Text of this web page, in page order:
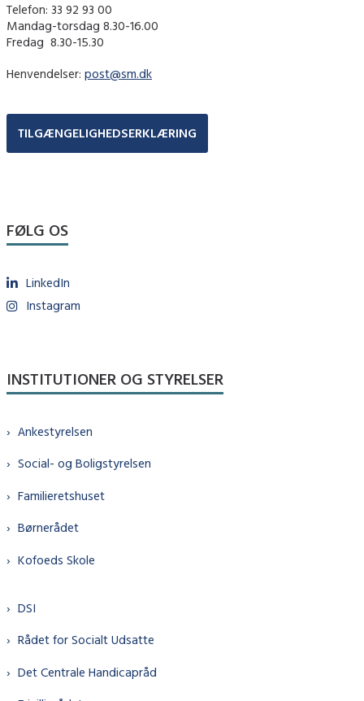
Telefon: 33 92 93 00
Mandag-torsdag 8.30-16.00
Fredag ​ 8.30-15.30
Henvendelser: post@sm.dk
TILGÆNGELIGHEDSERKLÆRING
FØLG OS
LinkedIn
Instagram
INSTITUTIONER OG STYRELSER
Ankestyrelsen
Social- og Boligstyrelsen
Familieretshuset
Børnerådet
Kofoeds Skole
DSI
Rådet for Socialt Udsatte
Det Centrale Handicapråd